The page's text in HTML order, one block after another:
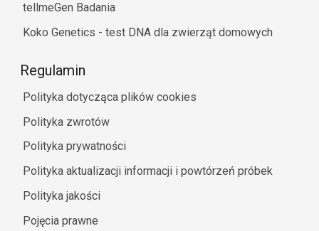
tellmeGen Badania
Koko Genetics - test DNA dla zwierząt domowych
Regulamin
Polityka dotycząca plików cookies
Polityka zwrotów
Polityka prywatności
Polityka aktualizacji informacji i powtórzeń próbek
Polityka jakości
Pojęcia prawne